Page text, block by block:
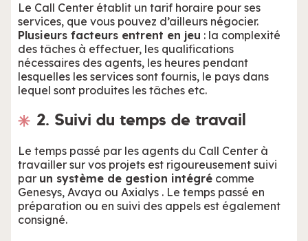
Le Call Center établit un tarif horaire pour ses
services, que vous pouvez d’ailleurs négocier.
Plusieurs facteurs entrent en jeu : la complexité
des tâches à effectuer, les qualifications
nécessaires des agents, les heures pendant
lesquelles les services sont fournis, le pays dans
lequel sont produites les tâches etc.
2. Suivi du temps de travail
Le temps passé par les agents du Call Center à
travailler sur vos projets est rigoureusement suivi
par un système de gestion intégré comme
Genesys, Avaya ou Axialys . Le temps passé en
préparation ou en suivi des appels est également
consigné.